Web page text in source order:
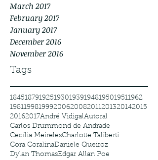
Tags
March 2017
February 2017
January 2017
December 2016
November 2016
184518791925193019391948195019511962
198119981999200620082011201320142015
20162017André VidigalAutoral
Carlos Drummond de Andrade
Cecília MeirelesCharlotte Taliberti
Cora CoralinaDaniele Queiroz
Dylan ThomasEdgar Allan Poe